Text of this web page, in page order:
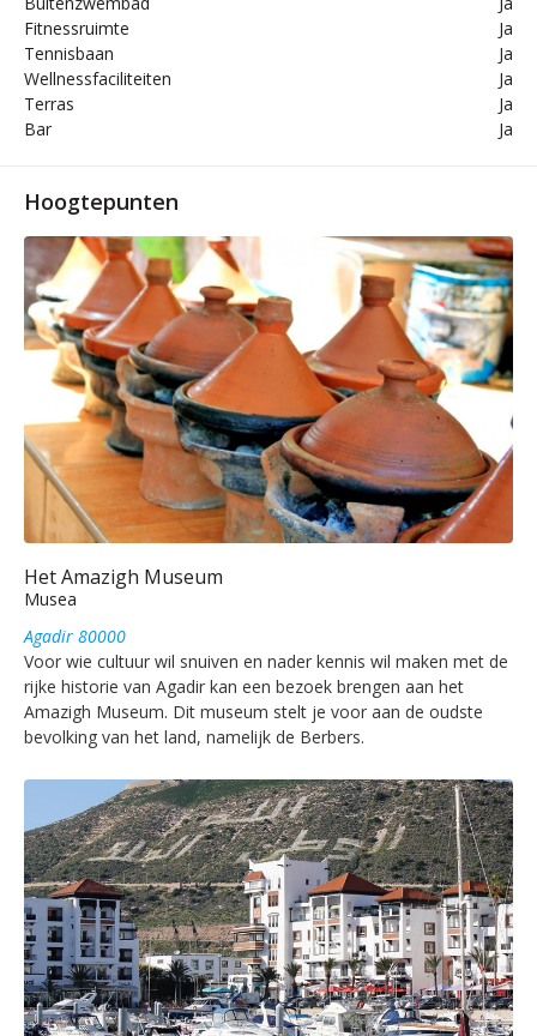
Fitnessruimte
Ja
Tennisbaan
Ja
Wellnessfaciliteiten
Ja
Terras
Ja
Bar
Ja
Hoogtepunten
Het Amazigh Museum
Musea
Agadir 80000
Voor wie cultuur wil snuiven en nader kennis wil maken met de
rijke historie van Agadir kan een bezoek brengen aan het
Amazigh Museum. Dit museum stelt je voor aan de oudste
bevolking van het land, namelijk de Berbers.